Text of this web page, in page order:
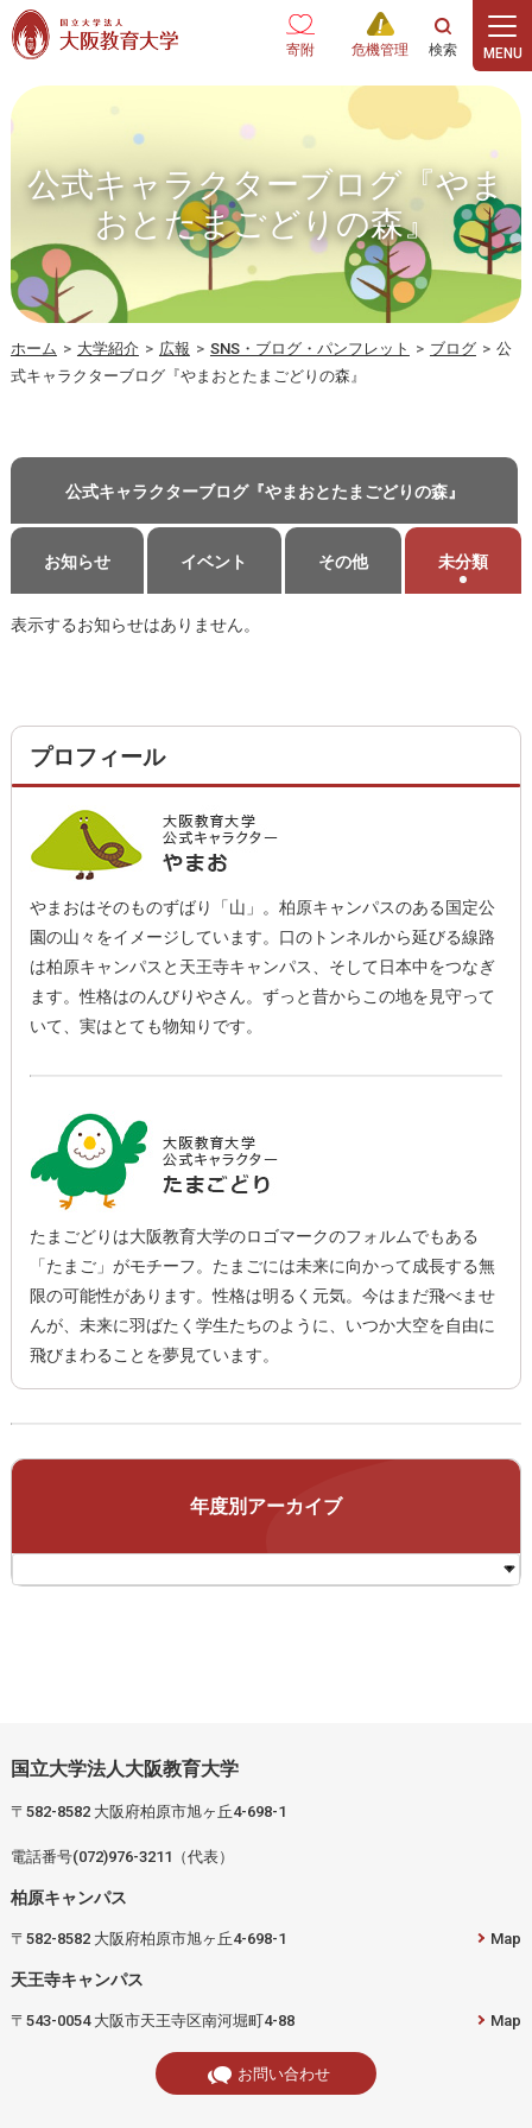
本文へ
寄附 危機管理
公式キャラクターブログ『やま
おとたまごどりの森』
ホーム > 大学紹介 > 広報 > SNS・ブログ・パンフレット > ブログ > 公
式キャラクターブログ『やまおとたまごどりの森』
公式キャラクターブログ『やまおとたまごどりの森』
お知らせ イベント その他 未分類
表示するお知らせはありません。
プロフィール
やまおはそのものずばり「山」。柏原キャンパスのある国定公
園の山々をイメージしています。口のトンネルから延びる線路
は柏原キャンパスと天王寺キャンパス、そして日本中をつなぎ
ます。性格はのんびりやさん。ずっと昔からこの地を見守って
いて、実はとても物知りです。
たまごどりは大阪教育大学のロゴマークのフォルムでもある
「たまご」がモチーフ。たまごには未来に向かって成長する無
限の可能性があります。性格は明るく元気。今はまだ飛べませ
んが、未来に羽ばたく学生たちのように、いつか大空を自由に
飛びまわることを夢見ています。
年度別アーカイブ
国立大学法人大阪教育大学
〒582-8582 大阪府柏原市旭ヶ丘4-698-1
電話番号(072)976-3211（代表）
柏原キャンパス
〒582-8582 大阪府柏原市旭ヶ丘4-698-1 Map
天王寺キャンパス
〒543-0054 大阪市天王寺区南河堀町4-88 Map
お問い合わせ